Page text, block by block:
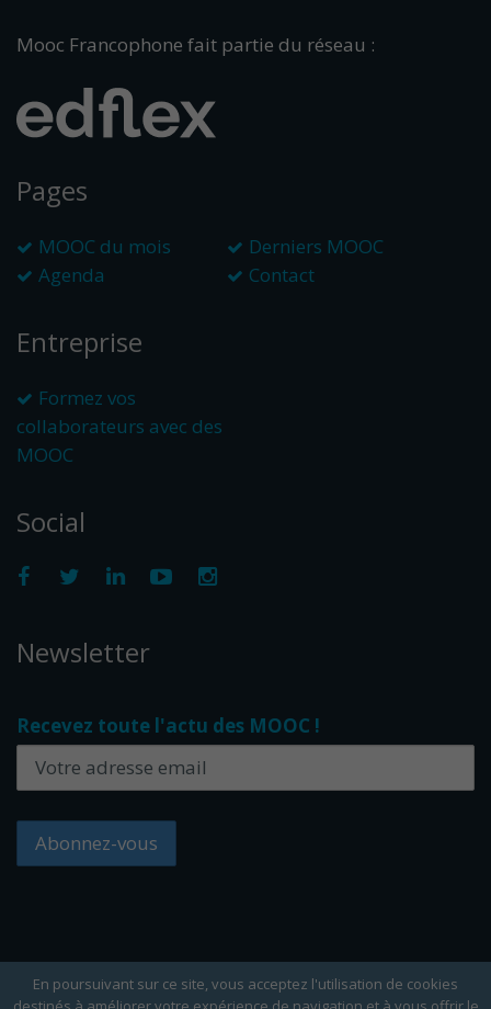
Mooc Francophone fait partie du réseau :
Pages
MOOC du mois
Derniers MOOC
Agenda
Contact
Entreprise
Formez vos
collaborateurs avec des
MOOC
Social
Newsletter
Recevez toute l'actu des MOOC !
En poursuivant sur ce site, vous acceptez l'utilisation de cookies